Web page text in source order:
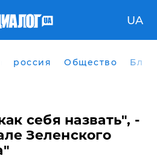
UA
россия Общество
себя назвать", -
Зеленского